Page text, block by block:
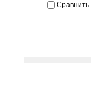
Сравнить